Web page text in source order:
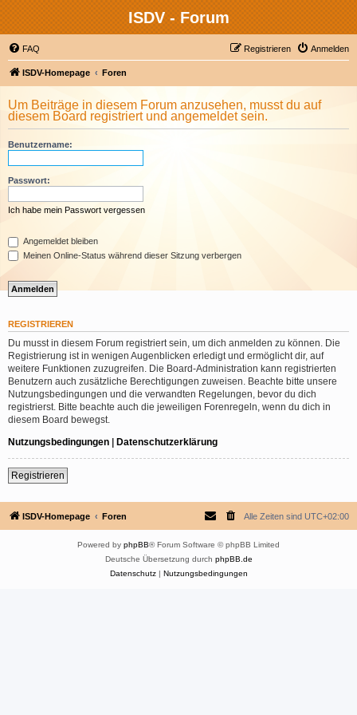
ISDV - Forum
FAQ Anmelden
Registrieren
ISDV-Homepage Foren
Um Beiträge in diesem Forum anzusehen, musst du auf
diesem Board registriert und angemeldet sein.
Benutzername:
Passwort:
Ich habe mein Passwort vergessen
Angemeldet bleiben
Meinen Online-Status während dieser Sitzung verbergen
REGISTRIEREN
Du musst in diesem Forum registriert sein, um dich anmelden zu können. Die
Registrierung ist in wenigen Augenblicken erledigt und ermöglicht dir, auf
weitere Funktionen zuzugreifen. Die Board-Administration kann registrierten
Benutzern auch zusätzliche Berechtigungen zuweisen. Beachte bitte unsere
Nutzungsbedingungen und die verwandten Regelungen, bevor du dich
registrierst. Bitte beachte auch die jeweiligen Forenregeln, wenn du dich in
diesem Board bewegst.
Nutzungsbedingungen | Datenschutzerklärung
Registrieren
ISDV-Homepage Foren Alle Zeiten sind UTC+02:00
Powered by phpBB® Forum Software © phpBB Limited
Deutsche Übersetzung durch phpBB.de
Datenschutz| Nutzungsbedingungen